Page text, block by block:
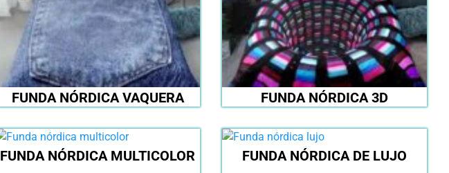
FUNDA NÓRDICA VAQUERA FUNDA NÓRDICA 3D
FUNDA NÓRDICA MULTICOLOR FUNDA NÓRDICA DE LUJO